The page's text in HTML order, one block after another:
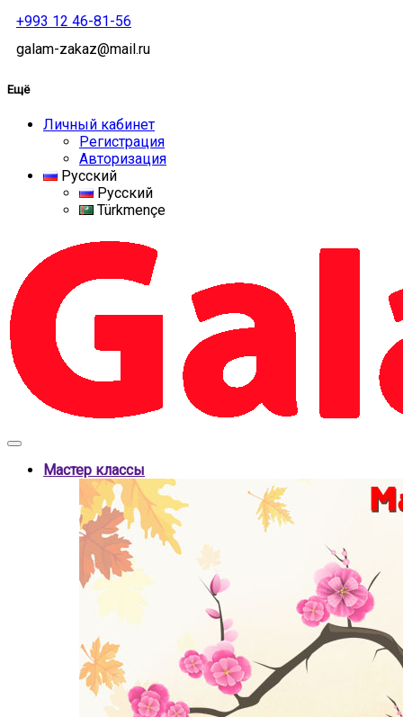
+993 12 46-81-56
galam-zakaz@mail.ru
Ещё
Личный кабинет
Регистрация
Авторизация
Русский
Русский
Türkmençe
Мастер классы